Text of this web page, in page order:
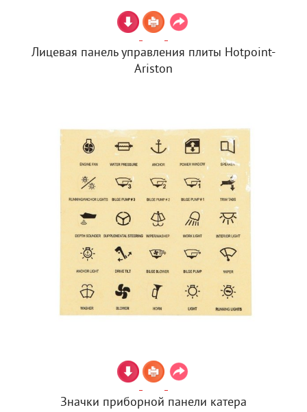
Лицевая панель управления плиты Hotpoint-
Ariston
Значки приборной панели катера